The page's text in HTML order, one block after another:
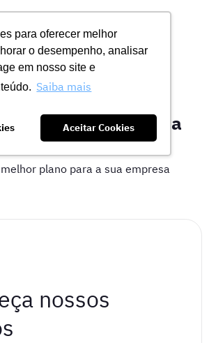
para oferecer melhor
o desempenho, analisar
em nosso site e
Saiba mais
Aceitar Cookies
nossos planos para
especializada
plano para a sua empresa
nossos